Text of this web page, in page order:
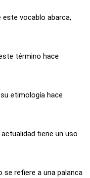
vocablo abarca,
término hace
etimología hace
tiene un uso
se refiere a una palanca